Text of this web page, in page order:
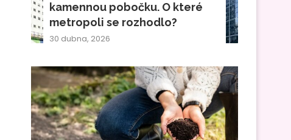
kamennou pobočku. O které
metropoli se rozhodlo?
30 dubna, 2026